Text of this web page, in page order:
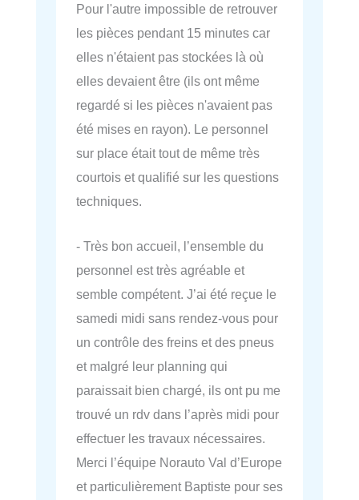
Pour l'autre impossible de retrouver
les pièces pendant 15 minutes car
elles n'étaient pas stockées là où
elles devaient être (ils ont même
regardé si les pièces n'avaient pas
été mises en rayon). Le personnel
sur place était tout de même très
courtois et qualifié sur les questions
techniques.
- Très bon accueil, l’ensemble du
personnel est très agréable et
semble compétent. J’ai été reçue le
samedi midi sans rendez-vous pour
un contrôle des freins et des pneus
et malgré leur planning qui
paraissait bien chargé, ils ont pu me
trouvé un rdv dans l’après midi pour
effectuer les travaux nécessaires.
Merci l’équipe Norauto Val d’Europe
et particulièrement Baptiste pour ses